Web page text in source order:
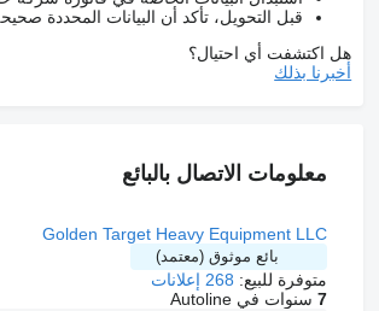
قبل التحويل، تأكد أن البيانات المحددة
هل اكتشفت أي احتيال؟
أخبرنا بذلك
معلومات الاتصال بالبائع
Golden Target Heavy Equipment LLC
بائع موثوق (معتمد)
متوفرة للبيع: 268 إعلانات
7سنوات في Autoline